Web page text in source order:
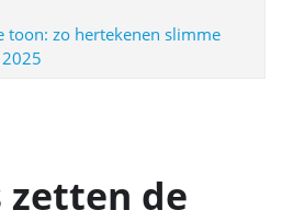
toon: zo hertekenen slimme
zetten de